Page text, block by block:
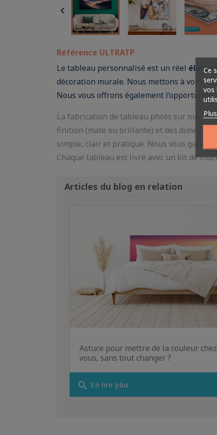

Référence ULTRATP
Le tableau personnalisé est un réel
décoration murale. Nous mettons à votre
Nous vous offrons également l’opportunité
La fabrication de tableau photo sur
finition (mate ou brillante) et des
simple, clair et pratique. Nous vous
Chaque tableau est livré avec un kit de
Articles du blog en relation
Astuce pour mettre de la couleur chez
vous, sans tout changer ?
search En lire plus
Ce
vos